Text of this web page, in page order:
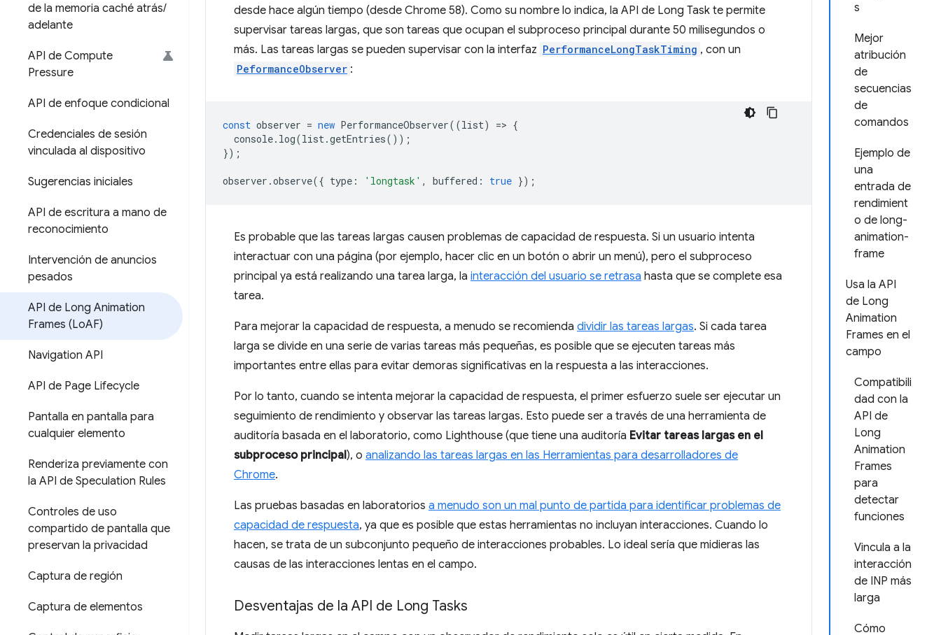
de la memoria caché atrás/
adelante
API de Compute
Pressure
API de enfoque condicional
Credenciales de sesión
vinculada al dispositivo
Sugerencias iniciales
API de escritura a mano de
reconocimiento
Intervención de anuncios
pesados
API de Long Animation
Frames (LoAF)
Navigation API
API de Page Lifecycle
Pantalla en pantalla para
cualquier elemento
Renderiza previamente con
la API de Speculation Rules
Controles de uso
compartido de pantalla que
preservan la privacidad
Captura de región
Captura de elementos
s
Mejor
atribución
de
secuencias
de
comandos
Ejemplo de
una
entrada de
rendimient
o de long-
animation-
frame
Usa la API
de Long
Animation
Frames en el
campo
Compatibili
dad con la
API de
Long
Animation
Frames
para
detectar
funciones
Vincula a la
interacción
de INP más
larga
Cómo
desde hace algún tiempo (desde Chrome 58). Como su nombre lo indica, la API de Long Task te permite
supervisar tareas largas, que son tareas que ocupan el subproceso principal durante 50 milisegundos o
más. Las tareas largas se pueden supervisar con la interfaz PerformanceLongTaskTiming , con un
PeformanceObserver :
const observer = new PerformanceObserver((list) => {
console. log(list.getEntries());
});
observer .observe({ type : 'longtask' , buffered : true });
Es probable que las tareas largas causen problemas de capacidad de respuesta. Si un usuario intenta
interactuar con una página (por ejemplo, hacer clic en un botón o abrir un menú), pero el subproceso
principal ya está realizando una tarea larga, la interacción del usuario se retrasa hasta que se complete esa
tarea.
Para mejorar la capacidad de respuesta, a menudo se recomienda dividir las tareas largas. Si cada tarea
larga se divide en una serie de varias tareas más pequeñas, es posible que se ejecuten tareas más
importantes entre ellas para evitar demoras significativas en la respuesta a las interacciones.
Por lo tanto, cuando se intenta mejorar la capacidad de respuesta, el primer esfuerzo suele ser ejecutar un
seguimiento de rendimiento y observar las tareas largas. Esto puede ser a través de una herramienta de
auditoría basada en el laboratorio, como Lighthouse (que tiene una auditoría Evitar tareas largas en el
subproceso principal), o analizando las tareas largas en las Herramientas para desarrolladores de
Chrome.
Las pruebas basadas en laboratorios a menudo son un mal punto de partida para identificar problemas de
capacidad de respuesta, ya que es posible que estas herramientas no incluyan interacciones. Cuando lo
hacen, se trata de un subconjunto pequeño de interacciones probables. Lo ideal sería que midieras las
causas de las interacciones lentas en el campo.
Desventajas de la API de Long Tasks